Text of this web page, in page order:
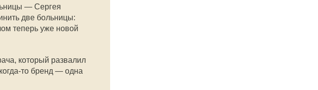
— Сергея
две больницы:
теперь уже новой
который развалил
то бренд — одна